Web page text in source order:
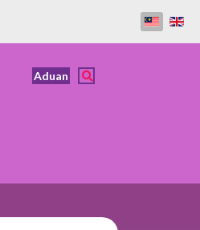
Aduan